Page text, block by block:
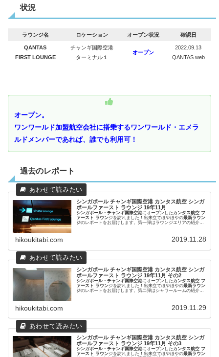
状況
ラウンジ名 ロケーション オープン状況 確認日
QANTAS
FIRST LOUNGE
チャンギ国際空港
ターミナル１
オープン
2022.09.13
QANTAS web
オープン。
ワンワールド加盟航空会社に搭乗するワンワールド・エメラ
ルドメンバーであれば、誰でも利用可！
過去のレポート
シンガポール チャンギ国際空港 カンタス航空 シンガ
ポールファースト ラウンジ 19年11月
シンガポール・チャンギ国際空港にオープンした カンタス航空 フ
ァースト ラウンジを訪れました！出来立てほやほやの最新ラウン
ジのレポートをお届けします。第一弾はラウンジエリアの紹介で
hikoukitabi.com 2019.11.28
シンガポール チャンギ国際空港 カンタス航空 シンガ
ポールファースト ラウンジ 19年11月 その2
シンガポール・チャンギ国際空港にオープンした カンタス航空 フ
ァースト ラウンジを訪れました！出来立てほやほやの最新ラウン
ジのレポートをお届けします。第二弾はシャワールームの紹介で
hikoukitabi.com 2019.11.29
シンガポール チャンギ国際空港 カンタス航空 シンガ
ポールファースト ラウンジ 19年11月 その3
シンガポール・チャンギ国際空港にオープンした カンタス航空 フ
ァースト ラウンジを訪れました！出来立てほやほやの最新ラウン